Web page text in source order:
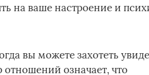
на ваше настроение и
вы можете захотеть
означает, что